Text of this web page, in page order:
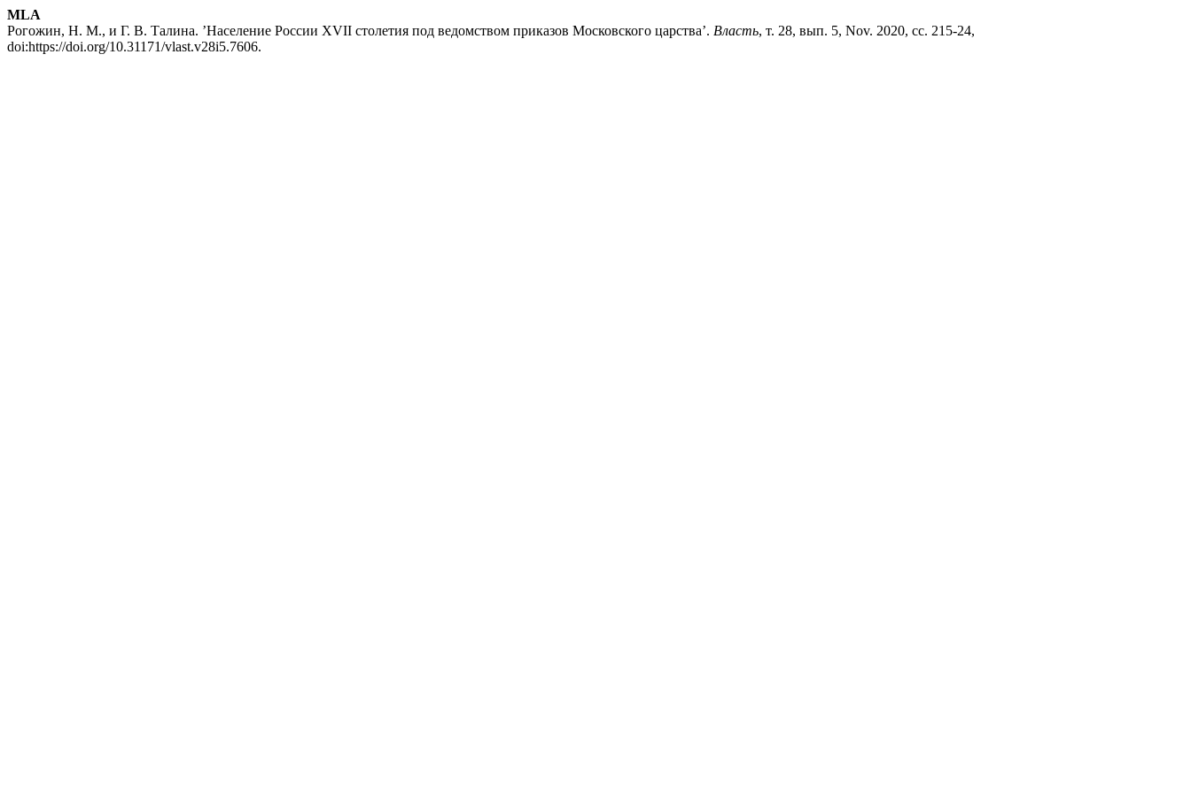
MLA
Рогожин, Н. М., и Г. В. Талина. ’Население России XVII столетия под ведомством приказов Московского царства’. Власть, т. 28, вып. 5, Nov. 2020, сс. 215-24,
doi:https://doi.org/10.31171/vlast.v28i5.7606.